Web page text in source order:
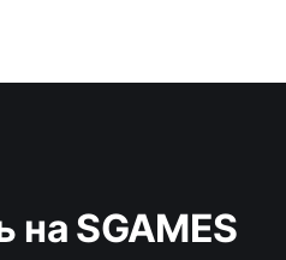
SGAMES